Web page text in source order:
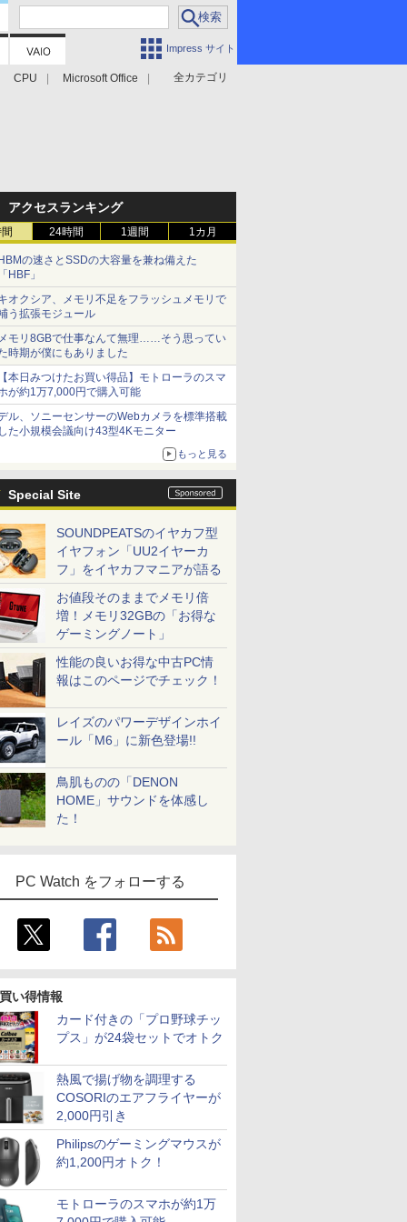
Impress サイト
全カテゴリ
CPU Microsoft Office
アクセスランキング
24時間 1週間 1カ月
の速さとSSDの大容量を兼ね備えた
HBF」
オクシア、メモリ不足をフラッシュメモリで
う拡張モジュール
モリ8GBで仕事なんて無理……そう思ってい
時期が僕にもありました
本日みつけたお買い得品】モトローラのスマ
が約1万7,000円で購入可能
ル、ソニーセンサーのWebカメラを標準搭載
た小規模会議向け43型4Kモニター
もっと見る
Special Site
SOUNDPEATSのイヤカフ型
イヤフォン「UU2イヤーカ
フ」をイヤカフマニアが語る
お値段そのままでメモリ倍
増！メモリ32GBの「お得な
ゲーミングノート」
性能の良いお得な中古PC情
報はこのページでチェック！
レイズのパワーデザインホイ
ール「M6」に新色登場!!
鳥肌ものの「DENON
HOME」サウンドを体感し
た！
PC Watch をフォローする
い得情報
カード付きの「プロ野球チッ
プス」が24袋セットでオトク
熱風で揚げ物を調理する
COSORIのエアフライヤーが
2,000円引き
Philipsのゲーミングマウスが
約1,200円オトク！
モトローラのスマホが約1万